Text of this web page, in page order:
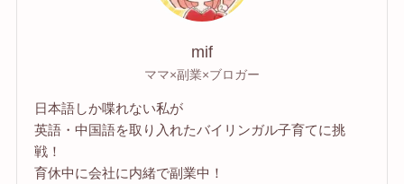
mif
ママ×副業×ブロガー
日本語しか喋れない私が
英語・中国語を取り入れたバイリンガル子育てに挑
戦！
育休中に会社に内緒で副業中！